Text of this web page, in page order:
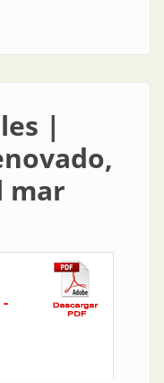
visitan el Irizar
|
mar